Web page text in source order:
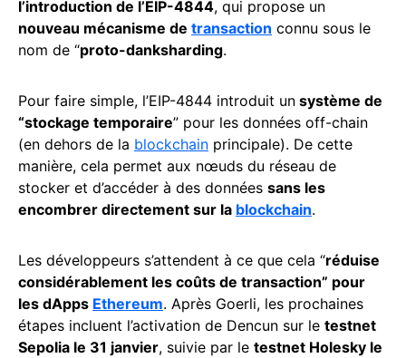
l’introduction de l’EIP-4844, qui propose un
nouveau mécanisme de transaction connu sous le
nom de “proto-danksharding.
Pour faire simple, l’EIP-4844 introduit un système de
“stockage temporaire” pour les données off-chain
(en dehors de la blockchain principale). De cette
manière, cela permet aux nœuds du réseau de
stocker et d’accéder à des données sans les
encombrer directement sur la blockchain.
Les développeurs s’attendent à ce que cela “réduise
considérablement les coûts de transaction” pour
les dApps Ethereum. Après Goerli, les prochaines
étapes incluent l’activation de Dencun sur le testnet
Sepolia le 31 janvier, suivie par le testnet Holesky le